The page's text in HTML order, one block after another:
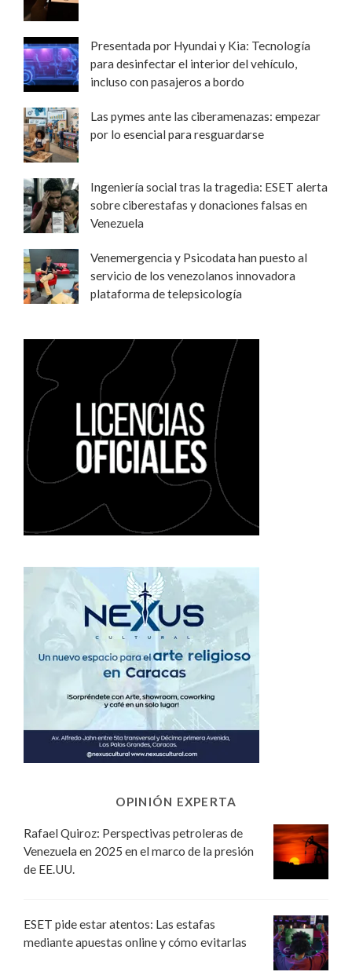
Presentada por Hyundai y Kia: Tecnología
para desinfectar el interior del vehículo,
incluso con pasajeros a bordo
Las pymes ante las ciberamenazas: empezar
por lo esencial para resguardarse
Ingeniería social tras la tragedia: ESET alerta
sobre ciberestafas y donaciones falsas en
Venezuela
Venemergencia y Psicodata han puesto al
servicio de los venezolanos innovadora
plataforma de telepsicología
OPINIÓN EXPERTA
Rafael Quiroz: Perspectivas petroleras de
Venezuela en 2025 en el marco de la presión
de EE.UU.
ESET pide estar atentos: Las estafas
mediante apuestas online y cómo evitarlas